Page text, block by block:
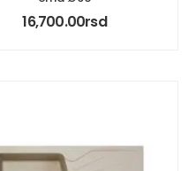
16,700.00rsd